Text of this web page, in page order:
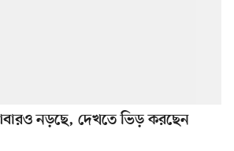
নড়ছে, দেখতে ভিড় করছেন